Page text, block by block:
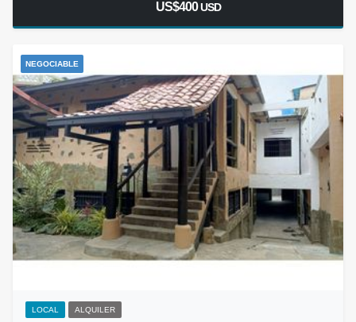
US$400USD
NEGOCIABLE
LOCAL ALQUILER